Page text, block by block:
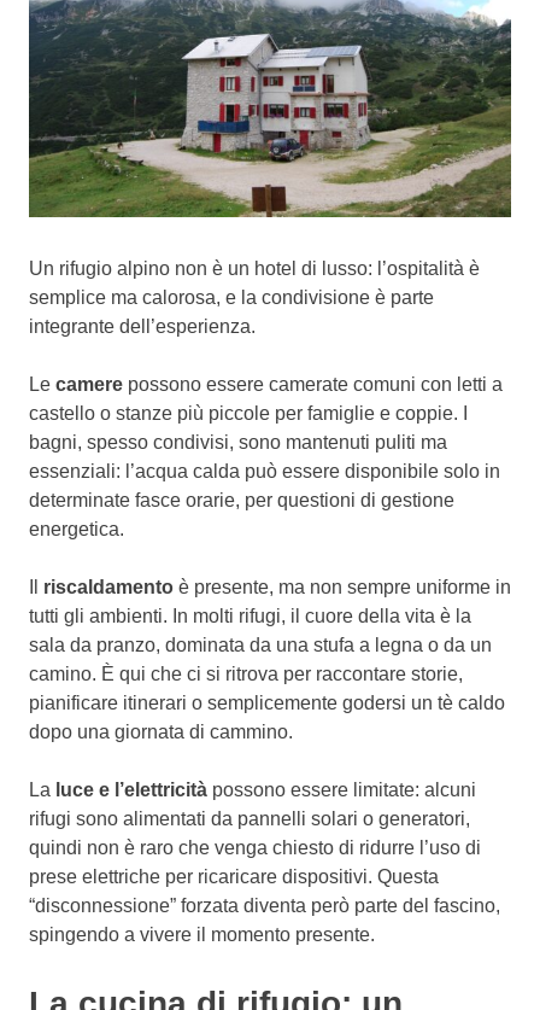
Un rifugio alpino non è un hotel di lusso: l’ospitalità è
semplice ma calorosa, e la condivisione è parte
integrante dell’esperienza.
Le camere possono essere camerate comuni con letti a
castello o stanze più piccole per famiglie e coppie. I
bagni, spesso condivisi, sono mantenuti puliti ma
essenziali: l’acqua calda può essere disponibile solo in
determinate fasce orarie, per questioni di gestione
energetica.
riscaldamento è presente, ma non sempre uniforme in
tutti gli ambienti. In molti rifugi, il cuore della vita è la
sala da pranzo, dominata da una stufa a legna o da un
camino. È qui che ci si ritrova per raccontare storie,
pianificare itinerari o semplicemente godersi un tè caldo
dopo una giornata di cammino.
La luce e l’elettricità possono essere limitate: alcuni
rifugi sono alimentati da pannelli solari o generatori,
quindi non è raro che venga chiesto di ridurre l’uso di
prese elettriche per ricaricare dispositivi. Questa
“disconnessione” forzata diventa però parte del fascino,
spingendo a vivere il momento presente.